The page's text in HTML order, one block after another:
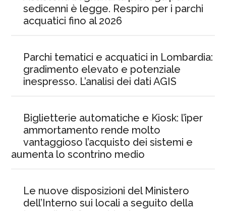
sedicenni è legge. Respiro per i parchi
acquatici fino al 2026
Parchi tematici e acquatici in Lombardia:
gradimento elevato e potenziale
inespresso. L’analisi dei dati AGIS
Biglietterie automatiche e Kiosk: l’iper
ammortamento rende molto
vantaggioso l’acquisto dei sistemi e
aumenta lo scontrino medio
Le nuove disposizioni del Ministero
dell’Interno sui locali a seguito della